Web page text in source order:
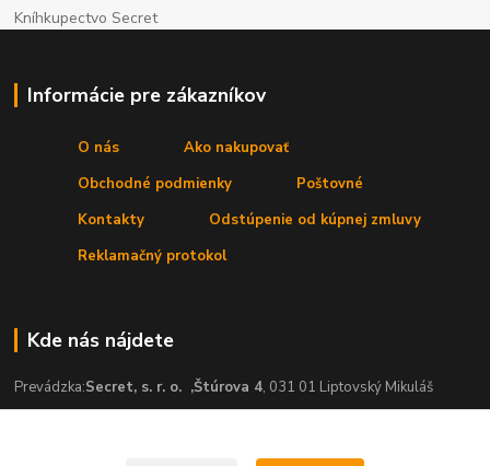
Kníhkupectvo Secret
Informácie pre zákazníkov
O nás
Ako nakupovať
Obchodné podmienky
Poštovné
Kontakty
Odstúpenie od kúpnej zmluvy
Reklamačný protokol
Kde nás nájdete
Prevádzka:Secret, s. r. o. ,Štúrova 4, 031 01 Liptovský Mikuláš